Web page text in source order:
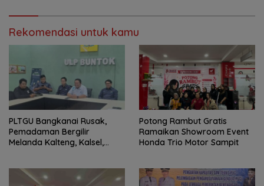
Rekomendasi untuk kamu
PLTGU Bangkanai Rusak,
Pemadaman Bergilir
Melanda Kalteng, Kalsel,
Potong Rambut Gratis
Ramaikan Showroom Event
Honda Trio Motor Sampit